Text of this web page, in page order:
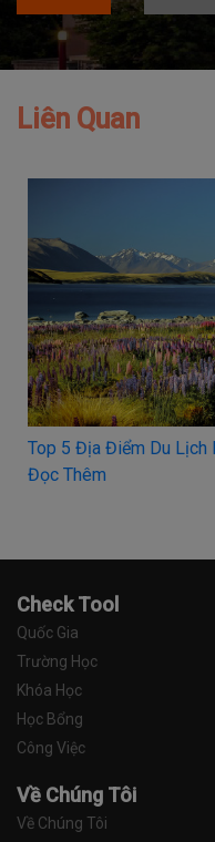
Liên Quan
Zealand
HỌC
Check Tool
Quốc Gia
Trường Học
Khóa Học
Học Bổng
Công Việc
Về Chúng Tôi
Về Chúng Tôi